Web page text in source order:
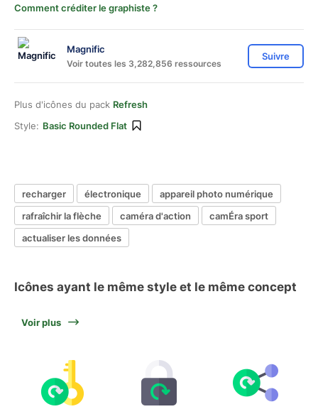
Comment créditer le graphiste ?
Magnific
Voir toutes les 3,282,856 ressources
Suivre
Plus d'icônes du pack Refresh
Style: Basic Rounded Flat
recharger électronique
appareil photo numérique
rafraîchir la flèche
caméra d'action
camÉra sport
actualiser les données
Icônes ayant le même style et le même concept
Voir plus